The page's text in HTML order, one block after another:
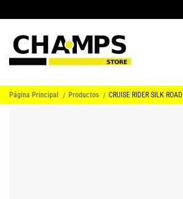
Página Principal Productos CRUISE RIDER SILK ROAD